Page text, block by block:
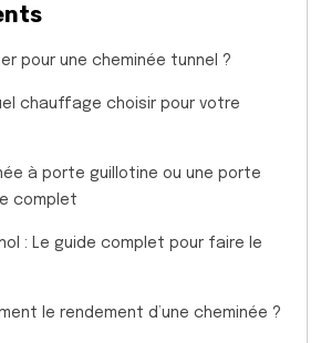
pour une cheminée tunnel ?
chauffage choisir pour votre
à porte guillotine ou une porte
complet
: Le guide complet pour faire le
le rendement d’une cheminée ?